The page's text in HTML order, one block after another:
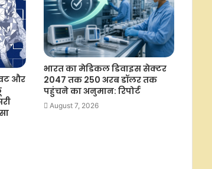
अमेरिका के नए टैरिफ बिल से भारत के
इंजीनियरिंग एक्सपोर्ट को लेकर चिंता :
औद्योगिक संगठन
यूपीआई ट्रांजैक्शन पर उपयोगकर्ताओं से
कोई चार्ज नहीं लिया जाएगा, व्यापारियों के
लिए भी अधिकांश ट्रांजैक्शन रहेंगे मुफ्त:
सरकार
और
भारत का मेडिकल डिवाइस सेक्टर
2047 तक 250 अरब डॉलर तक
पहुंचने का अनुमान: रिपोर्ट
August 7, 2026